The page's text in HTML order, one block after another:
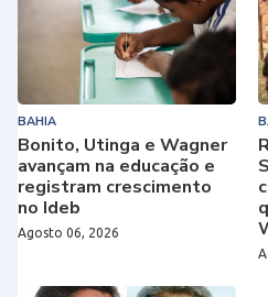
BAHIA
Bonito, Utinga e Wagner
avançam na educação e
registram crescimento
no Ideb
Agosto 06, 2026